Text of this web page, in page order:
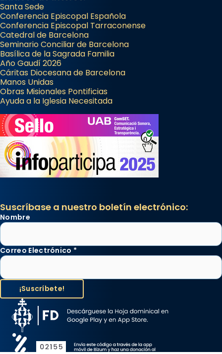
Santa Sede
Conferencia Episcopal Española
Conferencia Episcopal Tarraconense
Catedral de Barcelona
Seminario Conciliar de Barcelona
Basílica de la Sagrada Familia
Año Gaudí 2026
Cáritas Diocesana de Barcelona
Manos Unidas
Obras Misionales Pontificias
Ayuda a la Iglesia Necesitada
Suscríbase a nuestro boletín electrónico:
Nombre
Correo Electrónico *